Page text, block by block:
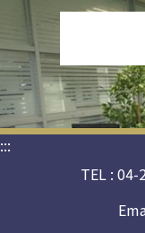
:::
TEL : 04-